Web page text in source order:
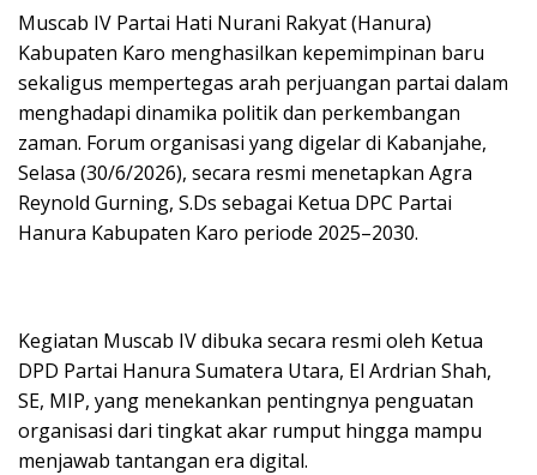
Muscab IV Partai Hati Nurani Rakyat (Hanura)
Kabupaten Karo menghasilkan kepemimpinan baru
sekaligus mempertegas arah perjuangan partai dalam
menghadapi dinamika politik dan perkembangan
zaman. Forum organisasi yang digelar di Kabanjahe,
Selasa (30/6/2026), secara resmi menetapkan Agra
Reynold Gurning, S.Ds sebagai Ketua DPC Partai
Hanura Kabupaten Karo periode 2025–2030.
Kegiatan Muscab IV dibuka secara resmi oleh Ketua
DPD Partai Hanura Sumatera Utara, El Ardrian Shah,
SE, MIP, yang menekankan pentingnya penguatan
organisasi dari tingkat akar rumput hingga mampu
menjawab tantangan era digital.